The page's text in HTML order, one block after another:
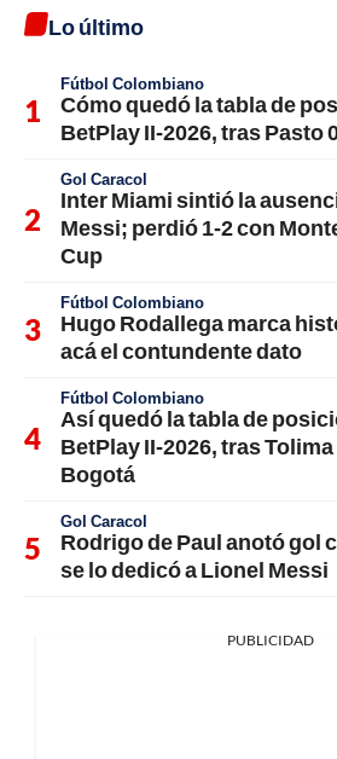
Lo último
Fútbol Colombiano
Cómo quedó la tabla de
BetPlay II-2026, tras Pasto
Gol Caracol
Inter Miami sintió la
Messi; perdió 1-2 con
Cup
Fútbol Colombiano
Hugo Rodallega marca
acá el contundente dato
Fútbol Colombiano
Así quedó la tabla de
BetPlay II-2026, tras
Bogotá
Gol Caracol
Rodrigo de Paul anotó gol
se lo dedicó a Lionel Messi
PUBLICIDAD